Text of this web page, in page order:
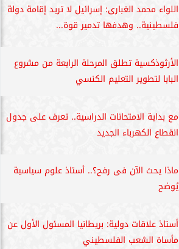
اللواء محمد الغبارى: إسرائيل لا تريد إقامة دولة
فلسطينية.. وهدفها تدمير قوة...
الأرثوذكسية تطلق المرحلة الرابعة من مشروع
البابا لتطوير التعليم الكنسي
مع بداية الامتحانات الدراسية.. تعرف على جدول
انقطاع الكهرباء الجديد
ماذا يحث الآن فى رفح؟.. أستاذ علوم سياسية
يُوضح
أستاذ علاقات دولية: بريطانيا المسئول الأول عن
مأساة الشعب الفلسطيني